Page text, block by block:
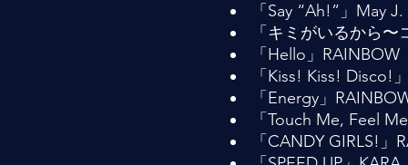
「Say “Ah!”」May J.
「キミがいるから〜
「Hello」RAINBOW
「Kiss! Kiss! Disco!
「Energy」
「Touch Me, Feel
「CANDY GIRLS!」